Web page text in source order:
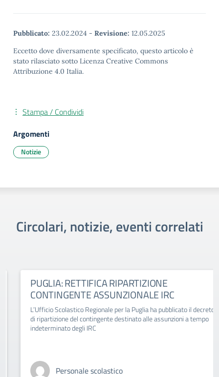
Pubblicato: 23.02.2024 - Revisione: 12.05.2025
Eccetto dove diversamente specificato, questo articolo è
stato rilasciato sotto Licenza Creative Commons
Attribuzione 4.0 Italia.
Stampa / Condividi
Argomenti
Notizie
Circolari, notizie, eventi correlati
PUGLIA: RETTIFICA RIPARTIZIONE
CONTINGENTE ASSUNZIONALE IRC
L’Ufficio Scolastico Regionale per la Puglia ha pubblicato il decreto
di ripartizione del contingente destinato alle assunzioni a tempo
indeterminato degli IRC
Personale scolastico